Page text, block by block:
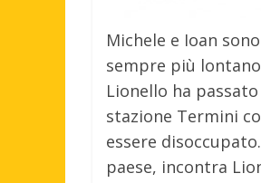
Michele e Ioan
sempre più
Lionello ha
stazione Termini
essere
paese, incontra